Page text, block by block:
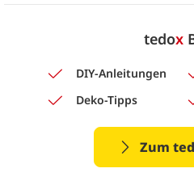
tedox
DIY-Anleitungen
Deko-Tipps
Zum